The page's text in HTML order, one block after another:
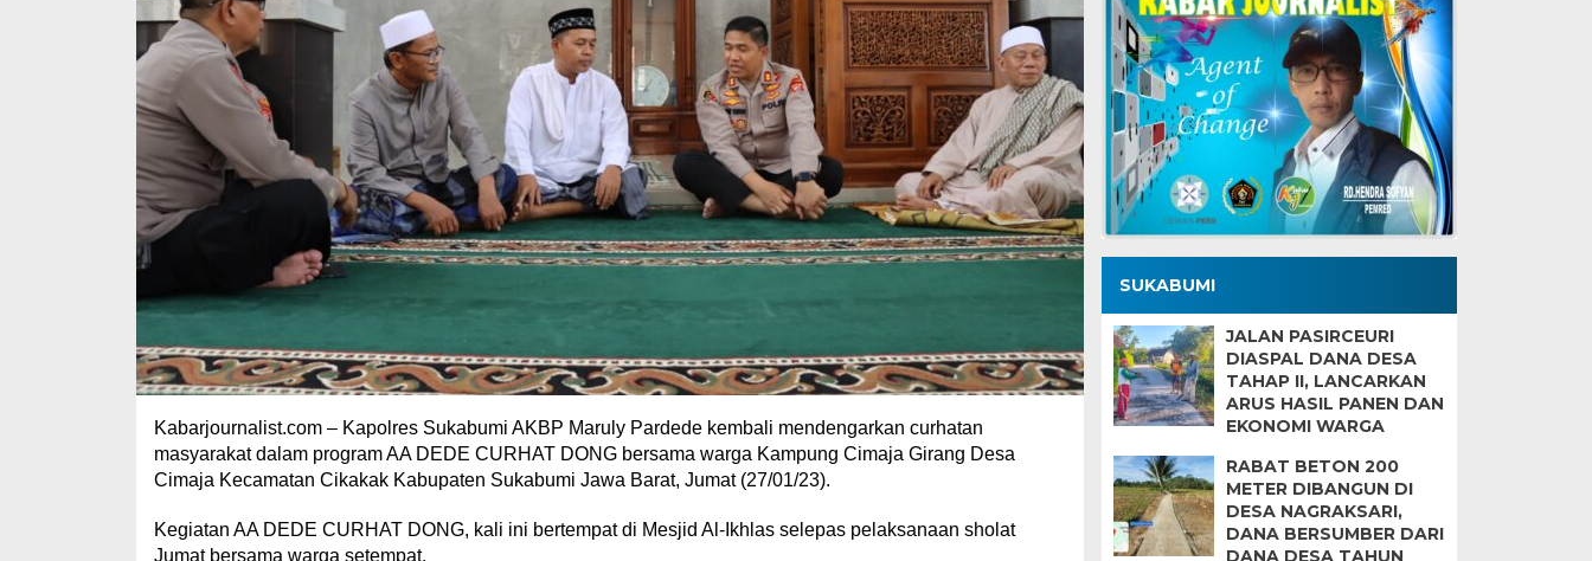
Kabarjournalist.com – Kapolres Sukabumi AKBP Maruly Pardede kembali mendengarkan curhatan
masyarakat dalam program AA DEDE CURHAT DONG bersama warga Kampung Cimaja Girang Desa
Cimaja Kecamatan Cikakak Kabupaten Sukabumi Jawa Barat, Jumat (27/01/23).
Kegiatan AA DEDE CURHAT DONG, kali ini bertempat di Mesjid Al-Ikhlas selepas pelaksanaan sholat
Jumat bersama warga setempat.
SUKABUMI
JALAN PASIRCEURI
DIASPAL DANA DESA
TAHAP II, LANCARKAN
ARUS HASIL PANEN DAN
EKONOMI WARGA
RABAT BETON 200
METER DIBANGUN DI
DESA NAGRAKSARI,
DANA BERSUMBER DARI